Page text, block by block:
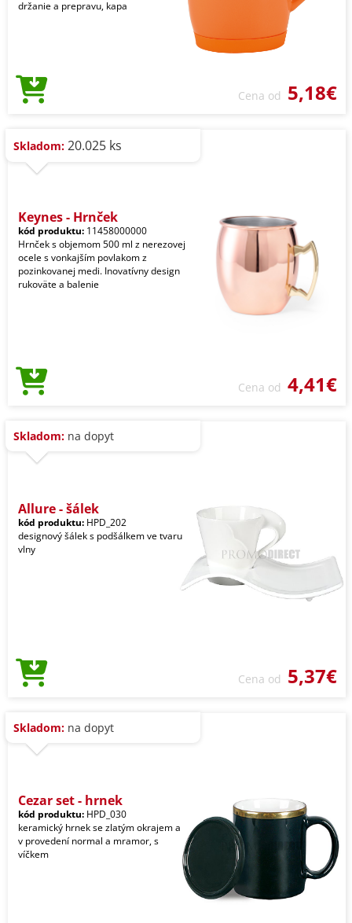
držanie a prepravu, kapa
Cena od 5,18€
Skladom: 20.025 ks
Keynes - Hrnček
kód produktu: 11458000000
Hrnček s objemom 500 ml z nerezovej
ocele s vonkajším povlakom z
pozinkovanej medi. Inovatívny design
rukoväte a balenie
Cena od 4,41€
Skladom: na dopyt
Allure - šálek
kód produktu: HPD_202
designový šálek s podšálkem ve tvaru
vlny
Cena od 5,37€
Skladom: na dopyt
Cezar set - hrnek
kód produktu: HPD_030
keramický hrnek se zlatým okrajem a
v provedení normal a mramor, s
víčkem